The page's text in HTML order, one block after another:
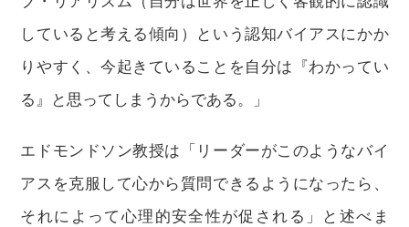
していると考える傾向）という認知バイアスにかか
りやすく、今起きていることを自分は『わかってい
る』と思ってしまうからである。」
エドモンドソン教授は「リーダーがこのようなバイ
アスを克服して心から質問できるようになったら、
それによって心理的安全性が促される」と述べま